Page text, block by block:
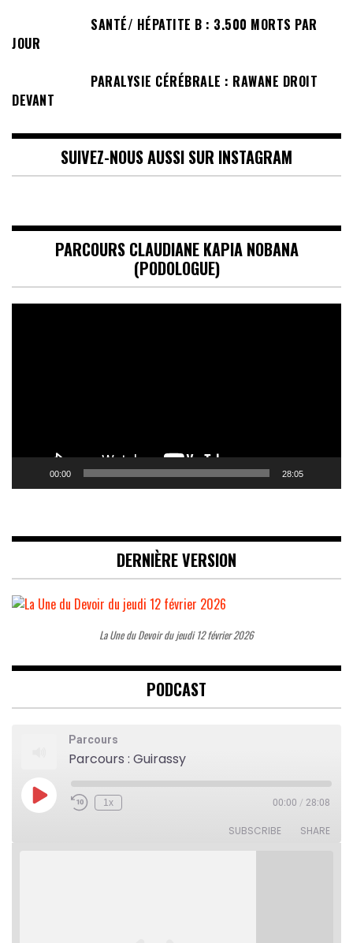
SANTÉ/ HÉPATITE B : 3.500 MORTS PAR
JOUR
PARALYSIE CÉRÉBRALE : RAWANE DROIT
DEVANT
SUIVEZ-NOUS AUSSI SUR INSTAGRAM
PARCOURS CLAUDIANE KAPIA NOBANA
(PODOLOGUE)
00:00 28:05
DERNIÈRE VERSION
La Une du Devoir du jeudi 12 février 2026
PODCAST
Parcours
Parcours : Guirassy
Play
Episode
Rewind
1x 00:00 / 28:08
SUBSCRIBE SHARE